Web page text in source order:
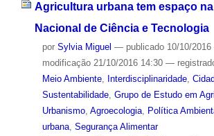
Agricultura urbana tem espaço
Nacional de Ciência e Tecnologia
por Sylvia Miguel — publicado10/10/2016
modificação21/10/2016 14:30 —
Meio Ambiente, Interdisciplinaridade,
Sustentabilidade, Grupo de Estudo em
Urbanismo, Agroecologia, Política
urbana, Segurança Alimentar